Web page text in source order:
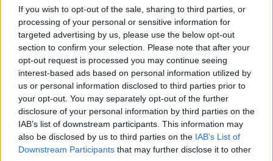
If you wish to opt-out of the sale, sharing to third parties, or
processing of your personal or sensitive information for
targeted advertising by us, please use the below opt-out
section to confirm your selection. Please note that after your
opt-out request is processed you may continue seeing
interest-based ads based on personal information utilized by
us or personal information disclosed to third parties prior to
your opt-out. You may separately opt-out of the further
disclosure of your personal information by third parties on the
IAB’s list of downstream participants. This information may
also be disclosed by us to third parties on the IAB’s List of
Downstream Participants that may further disclose it to other